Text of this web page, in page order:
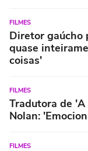
FILMES
Diretor gaúcho
quase
coisas'
FILMES
Tradutora de
Nolan:
FILMES